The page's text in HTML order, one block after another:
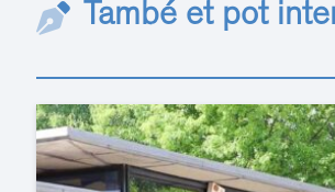
També et pot